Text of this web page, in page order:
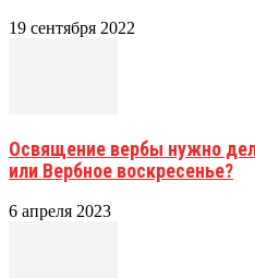
19 сентября 2022
Освящение вербы нужно
или Вербное воскресенье?
6 апреля 2023